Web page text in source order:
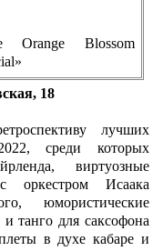
Orange Blossom
18
лучших
среди которых
виртуозные
оркестром Исаака
юмористические
танго для саксофона
в духе кабаре и